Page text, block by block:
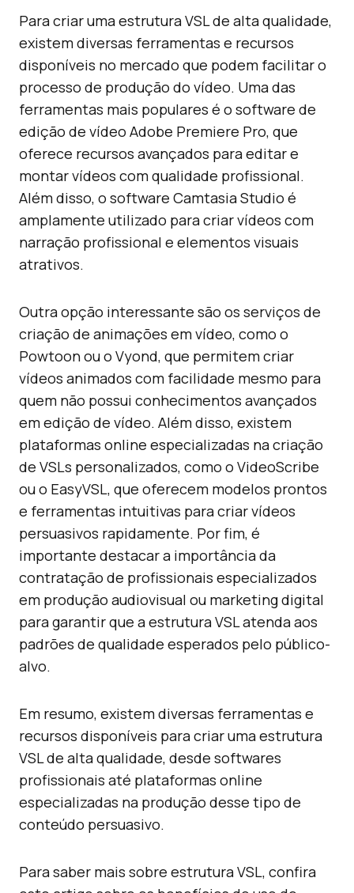
Para criar uma estrutura VSL de alta qualidade,
existem diversas ferramentas e recursos
disponíveis no mercado que podem facilitar o
processo de produção do vídeo. Uma das
ferramentas mais populares é o software de
edição de vídeo Adobe Premiere Pro, que
oferece recursos avançados para editar e
montar vídeos com qualidade profissional.
Além disso, o software Camtasia Studio é
amplamente utilizado para criar vídeos com
narração profissional e elementos visuais
atrativos.
Outra opção interessante são os serviços de
criação de animações em vídeo, como o
Powtoon ou o Vyond, que permitem criar
vídeos animados com facilidade mesmo para
quem não possui conhecimentos avançados
em edição de vídeo. Além disso, existem
plataformas online especializadas na criação
de VSLs personalizados, como o VideoScribe
ou o EasyVSL, que oferecem modelos prontos
e ferramentas intuitivas para criar vídeos
persuasivos rapidamente. Por fim, é
importante destacar a importância da
contratação de profissionais especializados
em produção audiovisual ou marketing digital
para garantir que a estrutura VSL atenda aos
padrões de qualidade esperados pelo público-
alvo.
Em resumo, existem diversas ferramentas e
recursos disponíveis para criar uma estrutura
VSL de alta qualidade, desde softwares
profissionais até plataformas online
especializadas na produção desse tipo de
conteúdo persuasivo.
Para saber mais sobre estrutura VSL, confira